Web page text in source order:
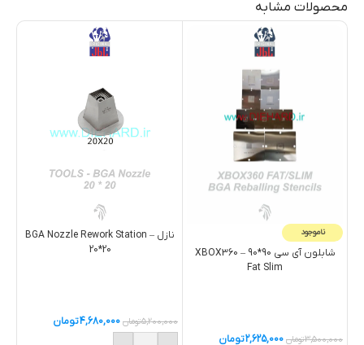
محصولات مشابه
ناموجود
شابلون آی سی 90*90 – XBOX360
Fat Slim
3,500,000تومان 2,625,000تومان
نازل – BGA Nozzle Rework Station
20*20
5,200,000تومان 4,680,000تومان